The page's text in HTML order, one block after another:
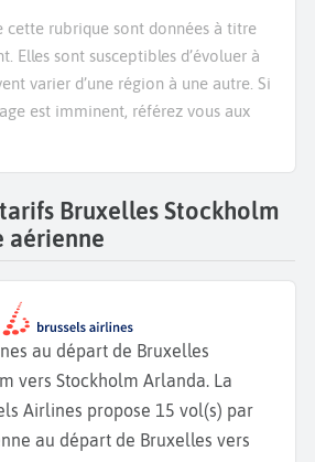
cette rubrique sont données à titre
Elles sont susceptibles d’évoluer à
varier d’une région à une autre. Si
est imminent, référez vous aux
Bruxelles Stockholm
aérienne
au départ de Bruxelles
vers Stockholm Arlanda. La
Airlines propose 15 vol(s) par
au départ de Bruxelles vers